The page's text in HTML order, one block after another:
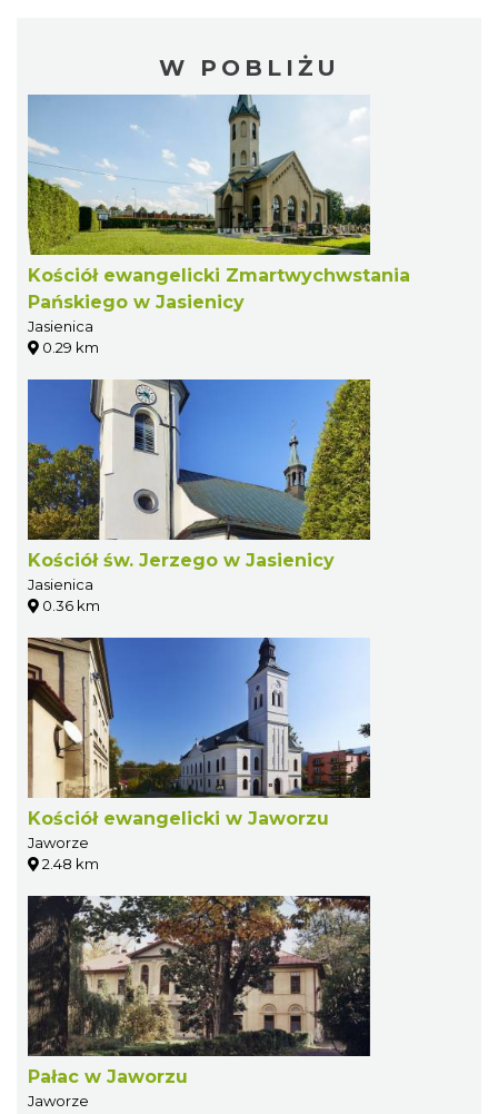
W POBLIŻU
Kościół ewangelicki Zmartwychwstania
Pańskiego w Jasienicy
Jasienica
0.29 km
Kościół św. Jerzego w Jasienicy
Jasienica
0.36 km
Kościół ewangelicki w Jaworzu
Jaworze
2.48 km
Pałac w Jaworzu
Jaworze